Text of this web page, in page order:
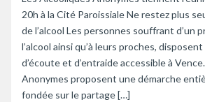
20h à la Cité Paroissiale Ne restez plus
de l’alcool Les personnes souffrant d’un
l’alcool ainsi qu’à leurs proches, disposent
d’écoute et d’entraide accessible à
Anonymes proposent une démarche
fondée sur le partage […]